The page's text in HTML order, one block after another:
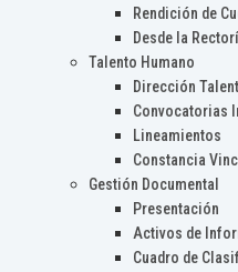
Rendición de
Desde la
Talento Humano
Dirección
Convocatorias
Lineamientos
Constancia
Gestión Documental
Presentación
Activos de
Cuadro de